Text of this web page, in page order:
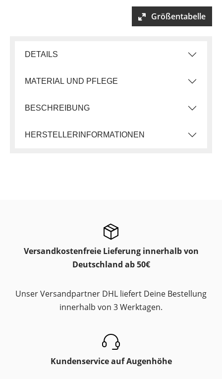
Größentabelle
DETAILS
MATERIAL UND PFLEGE
BESCHREIBUNG
HERSTELLERINFORMATIONEN
Versandkostenfreie Lieferung innerhalb von
Deutschland ab 50€
Unser Versandpartner DHL liefert Deine Bestellung
innerhalb von 3 Werktagen.
Kundenservice auf Augenhöhe